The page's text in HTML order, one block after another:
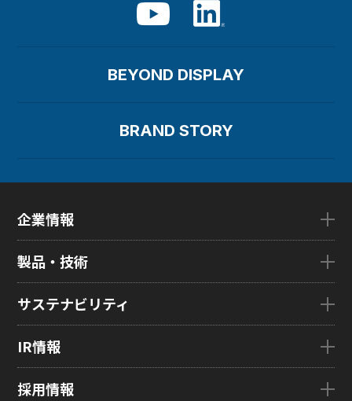
BEYOND DISPLAY
BRAND STORY
企業情報
ごあいさつ
企業理念
グローバル子会社
製品・技術
eLEAP
HMO
Rælclear
サステナビリティ
トップメッセージ
環境
IR情報
経営方針
採用情報